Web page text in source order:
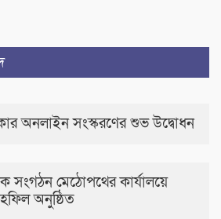
অনলাইন সংস্করণের শুভ উদ্বোধন
সংগঠন মেঠোপথের কার্যালয়ে
অনুষ্ঠিত